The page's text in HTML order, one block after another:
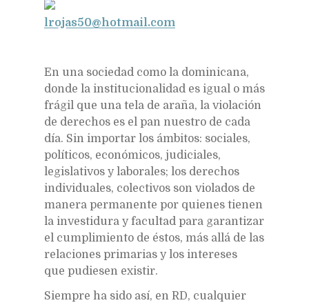
lrojas50@hotmail.com
En una sociedad como la dominicana,
donde la institucionalidad es igual o más
frágil que una tela de araña, la violación
de derechos es el pan nuestro de cada
día. Sin importar los ámbitos: sociales,
políticos, económicos, judiciales,
legislativos y laborales; los derechos
individuales, colectivos son violados de
manera permanente por quienes tienen
la investidura y facultad para garantizar
el cumplimiento de éstos, más allá de las
relaciones primarias y los intereses
que pudiesen existir.
Siempre ha sido así, en RD, cualquier